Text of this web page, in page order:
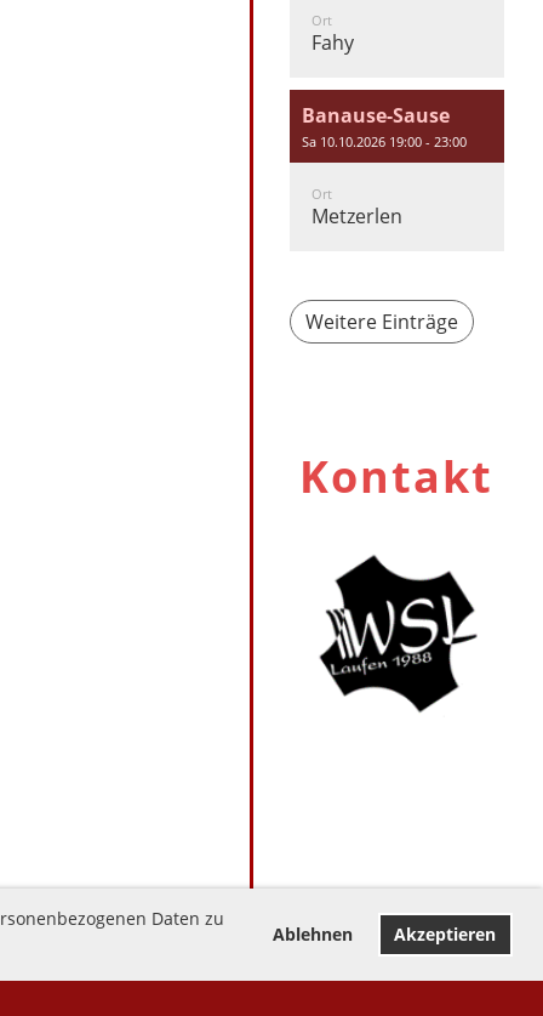
Daten zu
Ablehnen Akzeptieren
Ort
Fahy
Banause-Sause
Sa 10.10.2026 19:00 - 23:00
Ort
Metzerlen
Weitere Einträge
Kontakt